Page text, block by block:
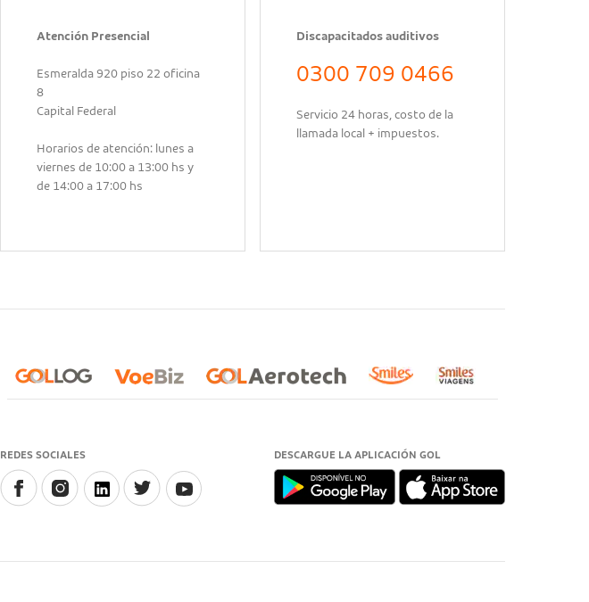
Atención Presencial
Esmeralda 920 piso 22 oficina
8
Capital Federal
Horarios de atención: lunes a
viernes de 10:00 a 13:00 hs y
de 14:00 a 17:00 hs
Discapacitados auditivos
0300 709 0466
Servicio 24 horas, costo de la
llamada local + impuestos.
REDES SOCIALES DESCARGUE LA APLICACIÓN GOL